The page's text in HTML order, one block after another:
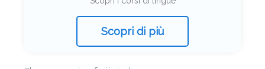
Scopri di più